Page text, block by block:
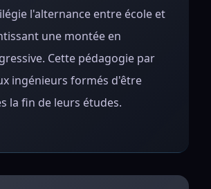
l'alternance entre école et
une montée en
Cette pédagogie par
ingénieurs formés d'être
la fin de leurs études.